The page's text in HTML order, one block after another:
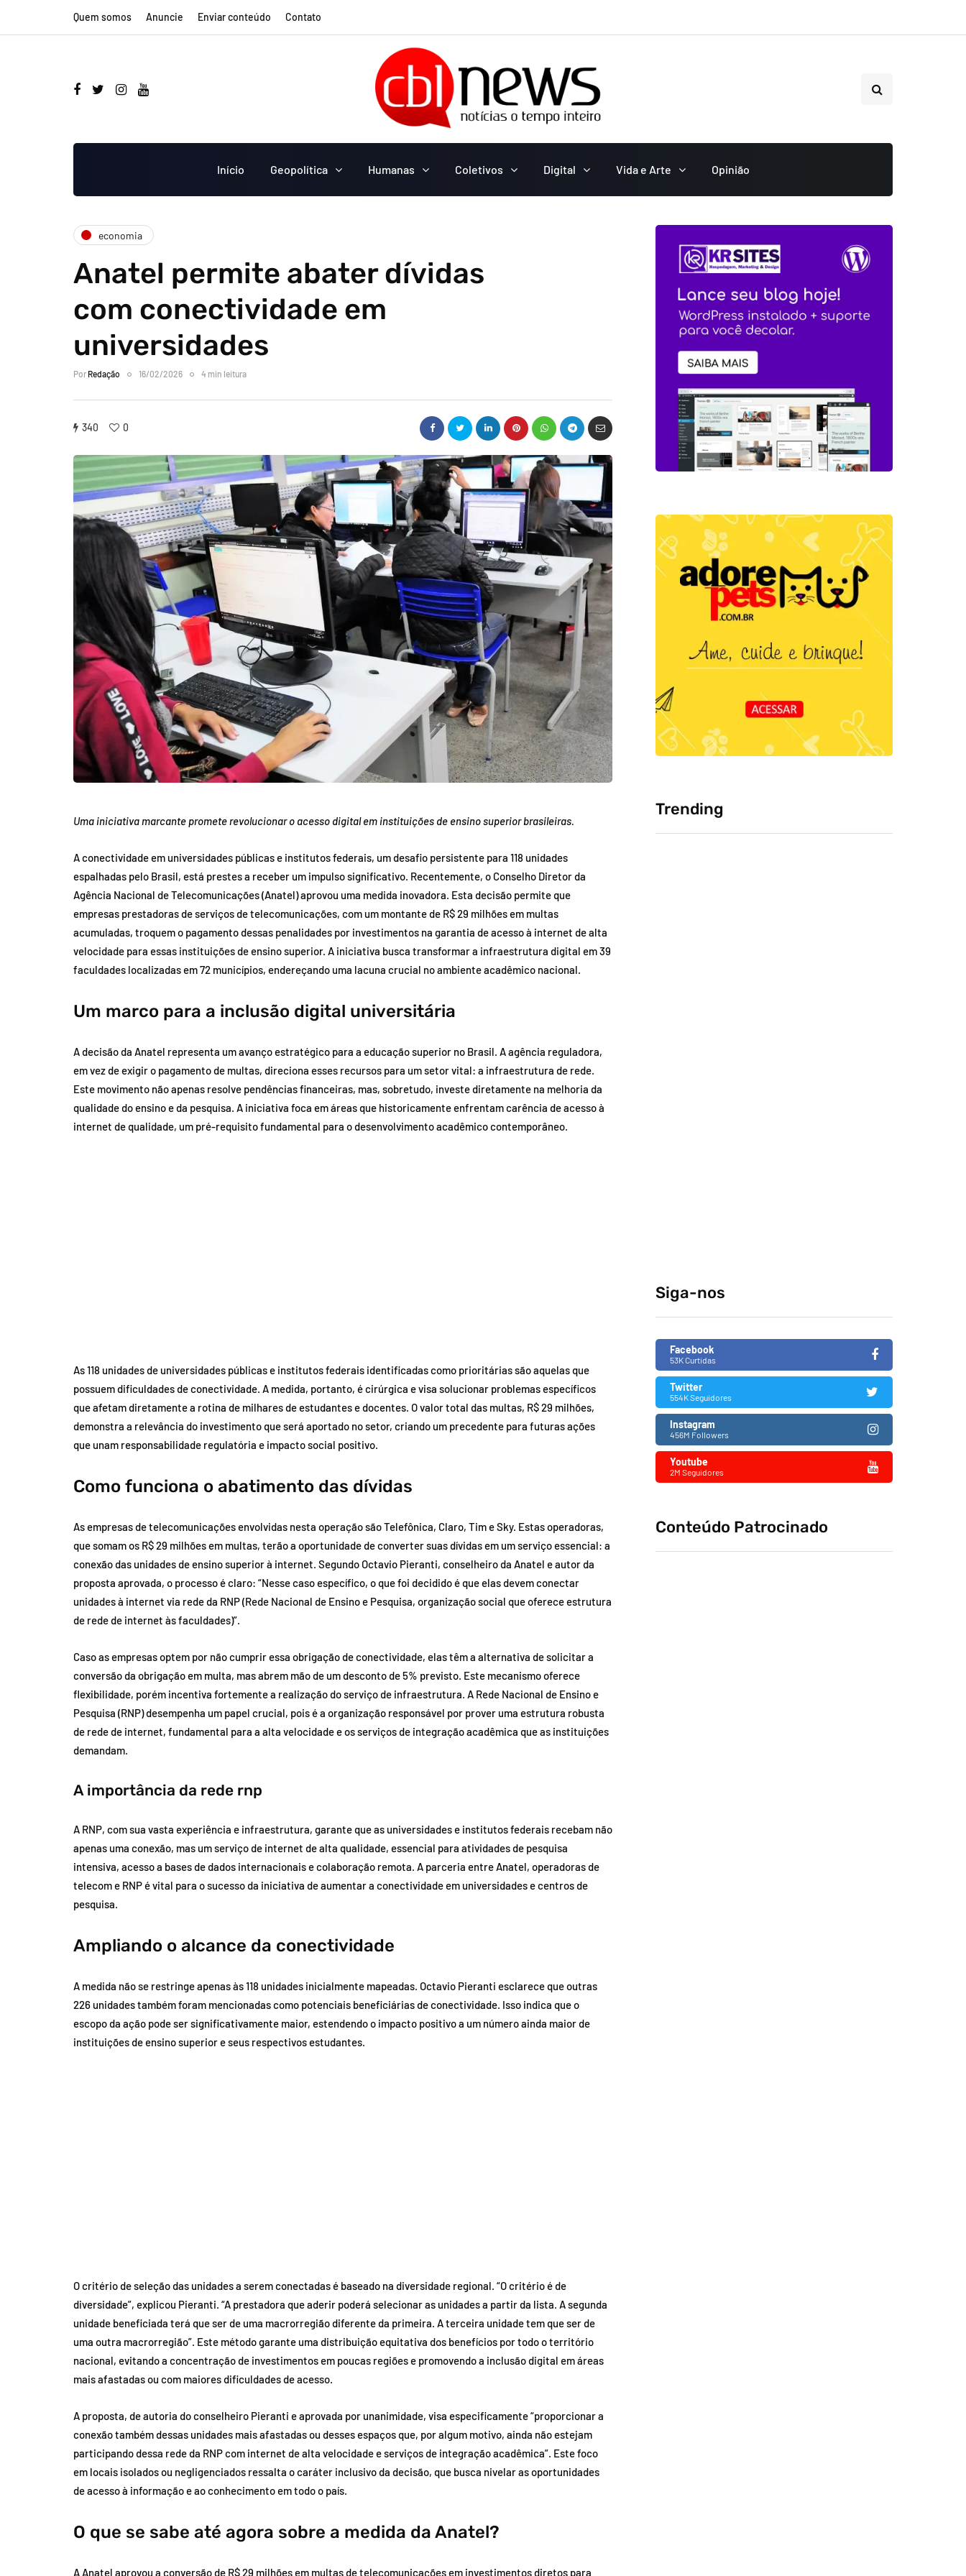
Quem somos Anuncie Enviar conteúdo Contato
Início Geopolítica Humanas Coletivos Digital Vida e Arte Opinião
economia
Anatel permite abater dívidas
com conectividade em
universidades
Por Redação 16/02/2026 4 min leitura
340 0
Uma iniciativa marcante promete revolucionar o acesso digital em instituições de ensino superior brasileiras.
A conectividade em universidades públicas e institutos federais, um desafio persistente para 118 unidades
espalhadas pelo Brasil, está prestes a receber um impulso significativo. Recentemente, o Conselho Diretor da
Agência Nacional de Telecomunicações (Anatel) aprovou uma medida inovadora. Esta decisão permite que
empresas prestadoras de serviços de telecomunicações, com um montante de R$ 29 milhões em multas
acumuladas, troquem o pagamento dessas penalidades por investimentos na garantia de acesso à internet de alta
velocidade para essas instituições de ensino superior. A iniciativa busca transformar a infraestrutura digital em 39
faculdades localizadas em 72 municípios, endereçando uma lacuna crucial no ambiente acadêmico nacional.
Um marco para a inclusão digital universitária
A decisão da Anatel representa um avanço estratégico para a educação superior no Brasil. A agência reguladora,
em vez de exigir o pagamento de multas, direciona esses recursos para um setor vital: a infraestrutura de rede.
Este movimento não apenas resolve pendências financeiras, mas, sobretudo, investe diretamente na melhoria da
qualidade do ensino e da pesquisa. A iniciativa foca em áreas que historicamente enfrentam carência de acesso à
internet de qualidade, um pré-requisito fundamental para o desenvolvimento acadêmico contemporâneo.
As 118 unidades de universidades públicas e institutos federais identificadas como prioritárias são aquelas que
possuem dificuldades de conectividade. A medida, portanto, é cirúrgica e visa solucionar problemas específicos
que afetam diretamente a rotina de milhares de estudantes e docentes. O valor total das multas, R$ 29 milhões,
demonstra a relevância do investimento que será aportado no setor, criando um precedente para futuras ações
que unam responsabilidade regulatória e impacto social positivo.
Como funciona o abatimento das dívidas
As empresas de telecomunicações envolvidas nesta operação são Telefônica, Claro, Tim e Sky. Estas operadoras,
que somam os R$ 29 milhões em multas, terão a oportunidade de converter suas dívidas em um serviço essencial: a
conexão das unidades de ensino superior à internet. Segundo Octavio Pieranti, conselheiro da Anatel e autor da
proposta aprovada, o processo é claro: “Nesse caso específico, o que foi decidido é que elas devem conectar
unidades à internet via rede da RNP (Rede Nacional de Ensino e Pesquisa, organização social que oferece estrutura
de rede de internet às faculdades)”.
Caso as empresas optem por não cumprir essa obrigação de conectividade, elas têm a alternativa de solicitar a
conversão da obrigação em multa, mas abrem mão de um desconto de 5% previsto. Este mecanismo oferece
flexibilidade, porém incentiva fortemente a realização do serviço de infraestrutura. A Rede Nacional de Ensino e
Pesquisa (RNP) desempenha um papel crucial, pois é a organização responsável por prover uma estrutura robusta
de rede de internet, fundamental para a alta velocidade e os serviços de integração acadêmica que as instituições
demandam.
A importância da rede rnp
A RNP, com sua vasta experiência e infraestrutura, garante que as universidades e institutos federais recebam não
apenas uma conexão, mas um serviço de internet de alta qualidade, essencial para atividades de pesquisa
intensiva, acesso a bases de dados internacionais e colaboração remota. A parceria entre Anatel, operadoras de
telecom e RNP é vital para o sucesso da iniciativa de aumentar a conectividade em universidades e centros de
pesquisa.
Ampliando o alcance da conectividade
A medida não se restringe apenas às 118 unidades inicialmente mapeadas. Octavio Pieranti esclarece que outras
226 unidades também foram mencionadas como potenciais beneficiárias de conectividade. Isso indica que o
escopo da ação pode ser significativamente maior, estendendo o impacto positivo a um número ainda maior de
instituições de ensino superior e seus respectivos estudantes.
O critério de seleção das unidades a serem conectadas é baseado na diversidade regional. “O critério é de
diversidade”, explicou Pieranti. “A prestadora que aderir poderá selecionar as unidades a partir da lista. A segunda
unidade beneficiada terá que ser de uma macrorregião diferente da primeira. A terceira unidade tem que ser de
uma outra macrorregião”. Este método garante uma distribuição equitativa dos benefícios por todo o território
nacional, evitando a concentração de investimentos em poucas regiões e promovendo a inclusão digital em áreas
mais afastadas ou com maiores dificuldades de acesso.
A proposta, de autoria do conselheiro Pieranti e aprovada por unanimidade, visa especificamente “proporcionar a
conexão também dessas unidades mais afastadas ou desses espaços que, por algum motivo, ainda não estejam
participando dessa rede da RNP com internet de alta velocidade e serviços de integração acadêmica”. Este foco
em locais isolados ou negligenciados ressalta o caráter inclusivo da decisão, que busca nivelar as oportunidades
de acesso à informação e ao conhecimento em todo o país.
O que se sabe até agora sobre a medida da Anatel?
A Anatel aprovou a conversão de R$ 29 milhões em multas de telecomunicações em investimentos diretos para
Trending
26/11/2019
Siga-nos
Facebook
53K Curtidas
Twitter
554K Seguidores
Instagram
456M Followers
Youtube
2M Seguidores
Conteúdo Patrocinado